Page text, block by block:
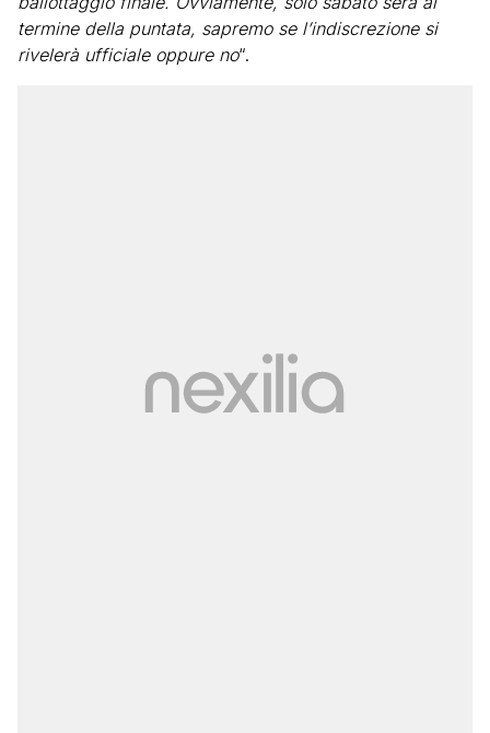
termine della puntata, sapremo se l’indiscrezione si
rivelerà ufficiale oppure no“.